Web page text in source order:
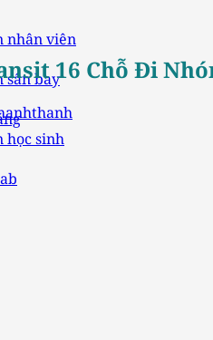
nhân viên
sân bay
học sinh
16 Chỗ Đi